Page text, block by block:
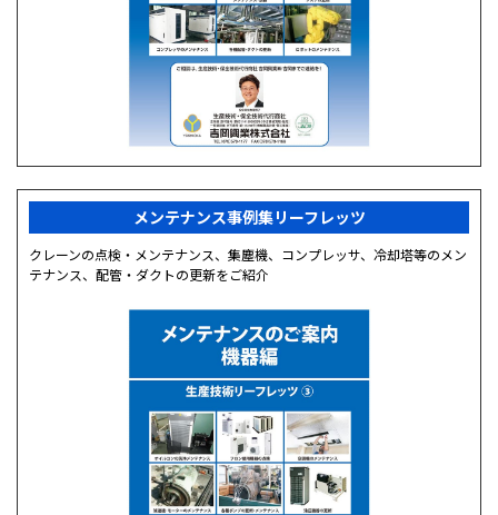
メンテナンス事例集リーフレッツ
クレーンの点検・メンテナンス、集塵機、コンプレッサ、冷却塔等のメン
テナンス、配管・ダクトの更新をご紹介